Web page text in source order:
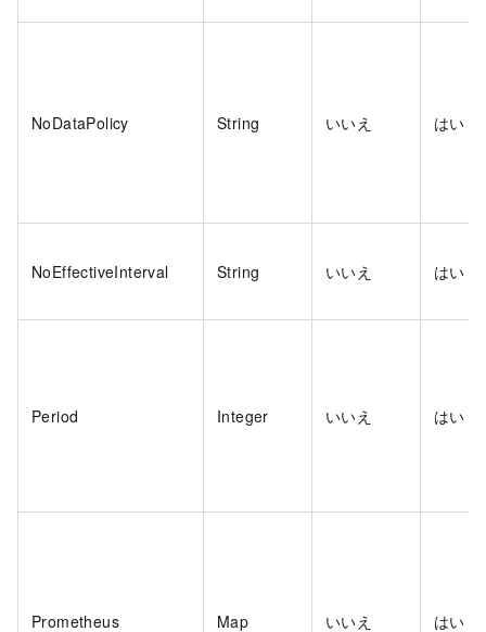
NoDataPolicy String いいえ はい
NoEffectiveInterval String いいえ はい
Period Integer いいえ はい
Prometheus Map いいえ はい